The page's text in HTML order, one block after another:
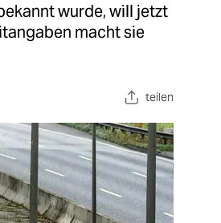
wurde, will jetzt
macht sie
teilen